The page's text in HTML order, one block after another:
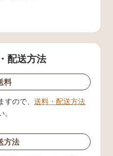
配送方法
料
すので、送料・配送方法
方法